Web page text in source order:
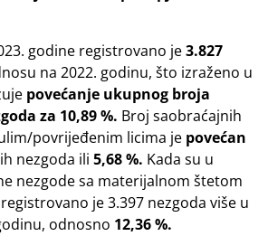
godine registrovano je3.827
na 2022. godinu, što izraženo u
povećanje ukupnog broja
za 10,89%. Broj saobraćajnih
povrijeđenim licima je povećan
nezgoda ili 5,68%. Kada su u
nezgode sa materijalnom štetom
je 3.397 nezgoda više u
odnosno 12,36%.